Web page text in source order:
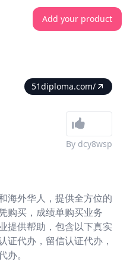
Add your product
51diploma.com/
By dcy8wsp
海外华人，提供全方位的
购买，成绩单购买业务
提供帮助，包含以下真实
代办，留信认证代办，
。